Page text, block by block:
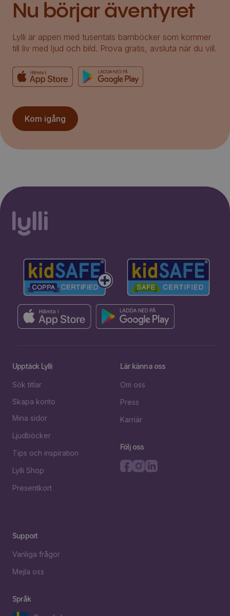
Nu börjar äventyret
Lylli är appen med tusentals barnböcker som kommer
till liv med ljud och bild. Prova gratis, avsluta när du vill.
Kom igång
Upptäck Lylli
Sök titlar
Skapa konto
Mina sidor
Ljudböcker
Tips och inspiration
Lylli Shop
Presentkort
Lär känna oss
Om oss
Press
Karriär
Följ oss
Support
Vanliga frågor
Mejla oss
Språk